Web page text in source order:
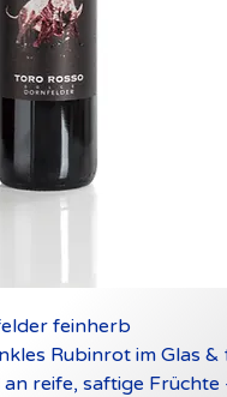
feinherb
Rubinrot im Glas
reife, saftige